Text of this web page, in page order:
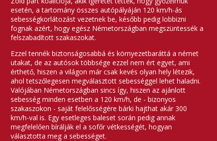
esetén, a tartomány összes autópályáján 120 km/h-ás
sebességkorlátozást vezetnek be, később pedig lobbizni
fognak azért, hogy egész Németországban megszüntessék a
felszabadított szakaszokat.
Ezzel tennék biztonságosabbá és környezetbaráttá a német
utakat, de az autósok többsége ezzel nem ért egyet, ami
érthető, hiszen a világon már csak kevés olyan hely létezik,
ahol tetszőlegesen megválasztott sebességgel lehet haladni.
Valójában Németországban sincs így, hiszen az ajánlott
sebesség minden esetben a 120 km/h, de - bizonyos
szakaszokon - saját felelősségére bárki hajthat akár 300
km/h-val is. Egy esetleges baleset során pedig annak
megfelelően bírálják el a sofőr vétkességét, hogyan
választotta meg a sebességet.